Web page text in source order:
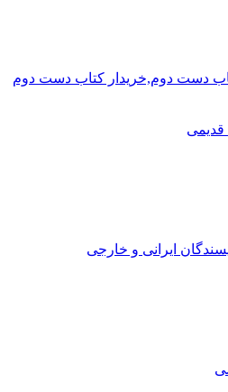
دست دوم,خریدار کتاب دست دوم
قدیمی
ایرانی و خارجی